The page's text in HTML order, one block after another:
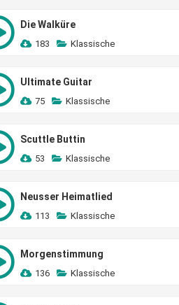
Die Walküre
183 Klassische
Ultimate Guitar
75 Klassische
Scuttle Buttin
53 Klassische
Neusser Heimatlied
113 Klassische
Morgenstimmung
136 Klassische